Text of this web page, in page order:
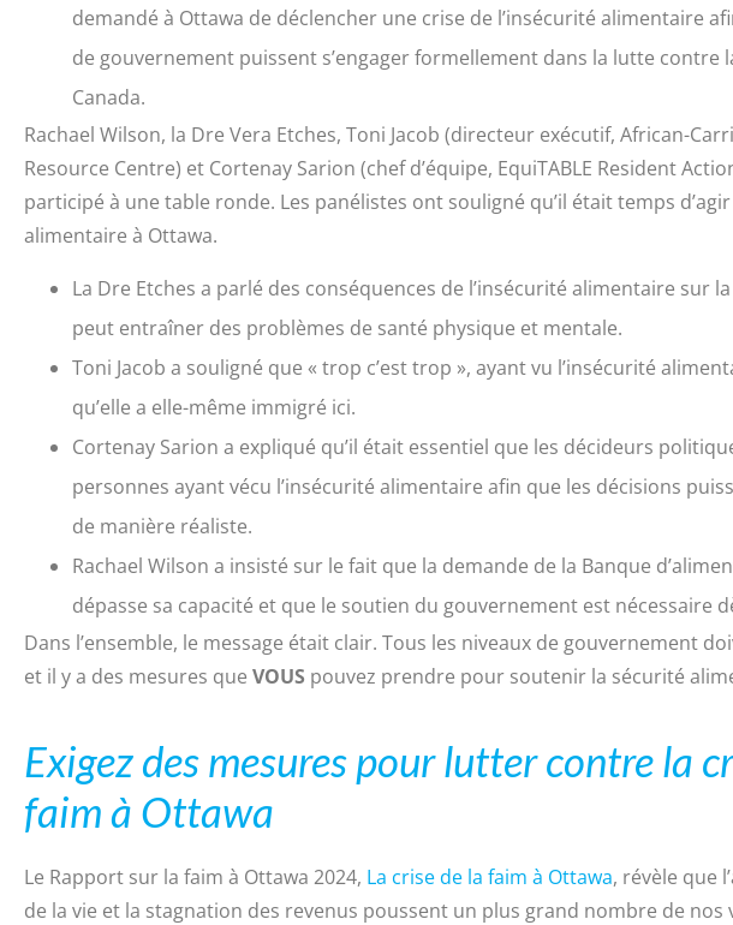
demandé à Ottawa de déclencher une crise de l’insécurité alimentaire
de gouvernement puissent s’engager formellement dans la lutte contre
Canada.
Rachael Wilson, la Dre Vera Etches, Toni Jacob (directeur exécutif, African-
Resource Centre) et Cortenay Sarion (chef d’équipe, EquiTABLE Resident
participé à une table ronde. Les panélistes ont souligné qu’il était temps
alimentaire à Ottawa.
La Dre Etches a parlé des conséquences de l’insécurité alimentaire sur
peut entraîner des problèmes de santé physique et mentale.
Toni Jacob a souligné que « trop c’est trop », ayant vu l’insécurité
qu’elle a elle-même immigré ici.
Cortenay Sarion a expliqué qu’il était essentiel que les décideurs
personnes ayant vécu l’insécurité alimentaire afin que les décisions
de manière réaliste.
Rachael Wilson a insisté sur le fait que la demande de la Banque
dépasse sa capacité et que le soutien du gouvernement est nécessaire
Dans l’ensemble, le message était clair. Tous les niveaux de gouvernement
et il y a des mesures que VOUS pouvez prendre pour soutenir la sécurité
Exigez des mesures pour lutter contre la
faim à Ottawa
Le Rapport sur la faim à Ottawa 2024, La crise de la faim à Ottawa, révèle que
de la vie et la stagnation des revenus poussent un plus grand nombre de nos